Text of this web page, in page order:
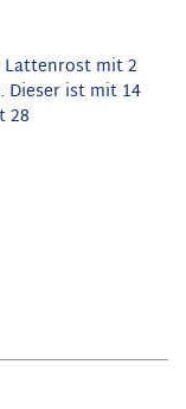
Lattenrost mit 2
Dieser ist mit 14
28